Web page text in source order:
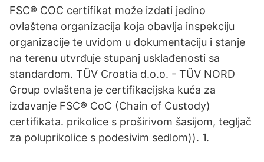
FSC® COC certifikat može izdati jedino
ovlaštena organizacija koja obavlja inspekciju
organizacije te uvidom u dokumentaciju i stanje
na terenu utvrđuje stupanj usklađenosti sa
standardom. TÜV Croatia d.o.o. - TÜV NORD
Group ovlaštena je certifikacijska kuća za
izdavanje FSC® CoC (Chain of Custody)
certifikata. prikolice s proširivom šasijom, tegljač
za poluprikolice s podesivim sedlom)). 1.